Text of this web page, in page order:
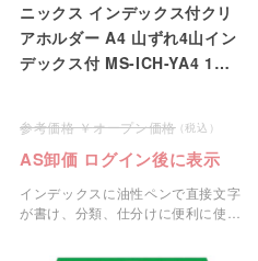
ニックス インデックス付クリ
アホルダー A4 山ずれ4山イン
デックス付 MS-ICH-YA4 1パ
オープン価格
AS卸価 ログイン後に表示
インデックスに油性ペンで直接文字
が書け、分類、仕分けに便利に使